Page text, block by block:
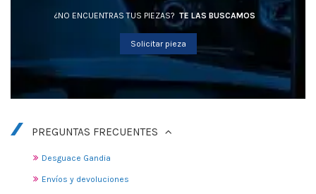
¿NO ENCUENTRAS TUS PIEZAS? TE LAS BUSCAMOS
Solicitar pieza
PREGUNTAS FRECUENTES
Desguace Gandia
Envíos y devoluciones